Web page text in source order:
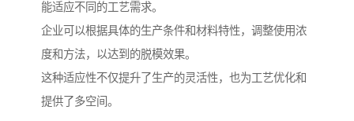
能适应不同的工艺需求。
企业可以根据具体的生产条件和材料特性，调整使用浓
度和方法，以达到的脱模效果。
这种适应性不仅提升了生产的灵活性，也为工艺优化和
提供了多空间。